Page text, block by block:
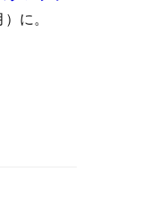
に。